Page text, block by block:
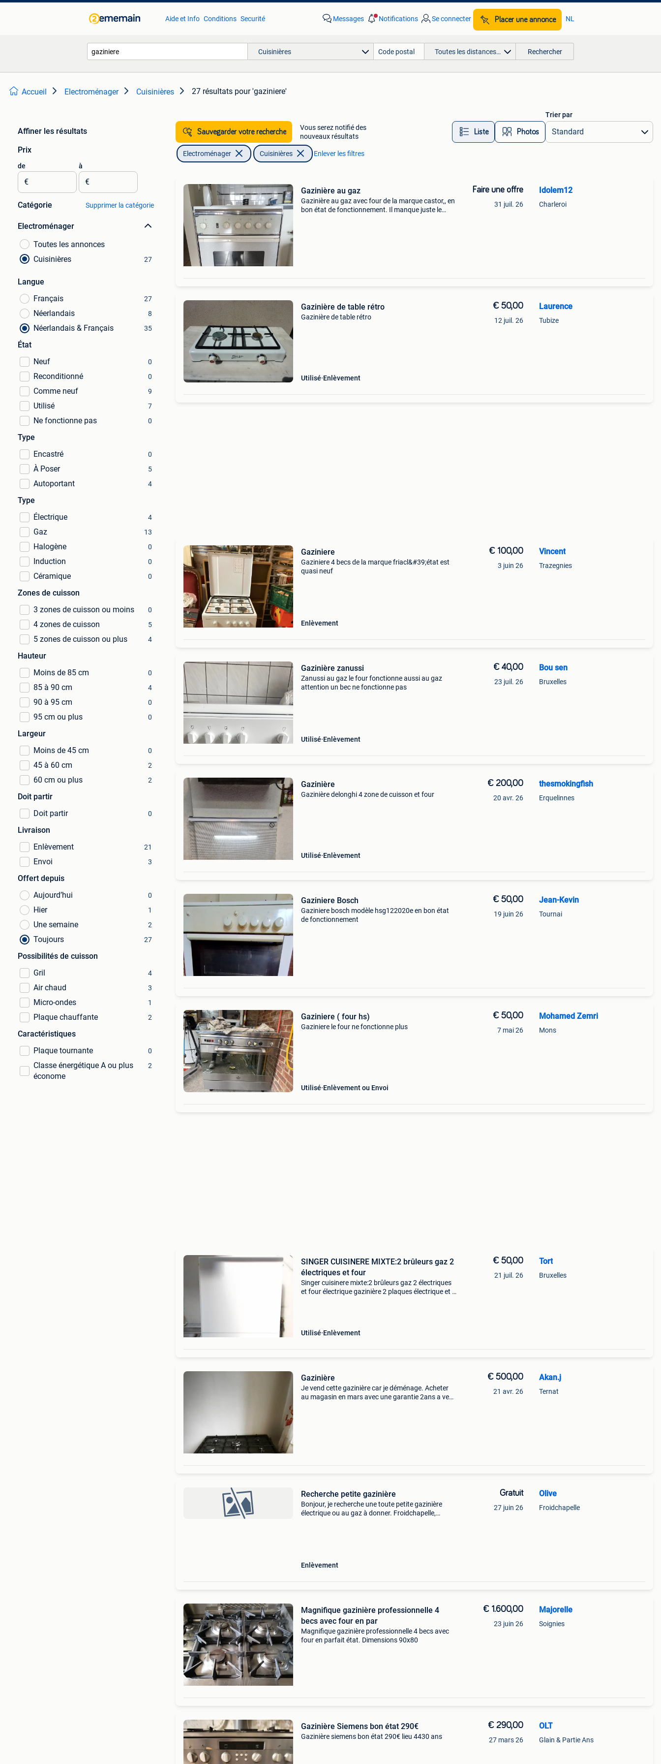
Aide et Info Conditions Securité Messages Notifications Se connecter Placer une annonce NL
Cuisinières Toutes les distances… Rechercher
Accueil Electroménager Cuisinières 27 résultats pour 'gaziniere'
Affiner les résultats
Prix
de
€
à
€
Catégorie Supprimer la catégorie
Electroménager
Toutes les annonces
Cuisinières
27
Langue
Français
27
Néerlandais 8
Néerlandais & Français 35
État
Neuf
0
Reconditionné 0
Comme neuf 9
Utilisé 7
Ne fonctionne pas 0
Type
Encastré
0
À Poser 5
Autoportant 4
Type
Électrique
4
Gaz 13
Halogène 0
Induction 0
Céramique 0
Zones de cuisson
3 zones de cuisson ou moins
0
4 zones de cuisson 5
5 zones de cuisson ou plus 4
Hauteur
Moins de 85 cm
0
85 à 90 cm 4
90 à 95 cm 0
95 cm ou plus 0
Largeur
Moins de 45 cm
0
45 à 60 cm 2
60 cm ou plus 2
Doit partir
Doit partir
0
Livraison
Enlèvement
21
Envoi 3
Offert depuis
Aujourd’hui
0
Hier 1
Une semaine 2
Toujours 27
Possibilités de cuisson
Gril
4
Air chaud 3
Micro-ondes 1
Plaque chauffante 2
Caractéristiques
Plaque tournante
0
Classe énergétique A ou plus
économe
2
Sauvegarder votre recherche
Vous serez notifié des
nouveaux résultats
Liste Photos
Trier par
Electroménager Cuisinières Enlever les filtres
Gazinière au gaz
Gazinière au gaz avec four de la marque castor,, en
bon état de fonctionnement. Il manque juste le
Faire une offre
31 juil. 26
Idolem12
Charleroi
Gazinière de table rétro
Gazinière de table rétro
Utilisé Enlèvement
€ 50,00
12 juil. 26
Laurence
Tubize
Gaziniere
Gaziniere 4 becs de la marque friacl&#39;état est
quasi neuf
Enlèvement
€ 100,00
3 juin 26
Vincent
Trazegnies
Gazinière zanussi
Zanussi au gaz le four fonctionne aussi au gaz
attention un bec ne fonctionne pas
Utilisé Enlèvement
€ 40,00
23 juil. 26
Bou sen
Bruxelles
Gazinière
Gazinière delonghi 4 zone de cuisson et four
Utilisé Enlèvement
€ 200,00
20 avr. 26
thesmokingfish
Erquelinnes
Gaziniere Bosch
Gaziniere bosch modèle hsg122020e en bon état
de fonctionnement
€ 50,00
19 juin 26
Jean-Kevin
Tournai
Gaziniere ( four hs)
Gaziniere le four ne fonctionne plus
Utilisé Enlèvement ou Envoi
€ 50,00
7 mai 26
Mohamed Zemri
Mons
SINGER CUISINERE MIXTE:2 brûleurs gaz 2
électriques et four
Singer cuisinere mixte:2 brûleurs gaz 2 électriques
et four électrique gazinière 2 plaques électrique et 2
Utilisé Enlèvement
€ 50,00
21 juil. 26
Tort
Bruxelles
Gazinière
Je vend cette gazinière car je déménage. Acheter
au magasin en mars avec une garantie 2ans a venir
€ 500,00
21 avr. 26
Akan.j
Ternat
Recherche petite gazinière
Bonjour, je recherche une toute petite gazinière
électrique ou au gaz à donner. Froidchapelle,
Enlèvement
Gratuit
27 juin 26
Olive
Froidchapelle
Magnifique gazinière professionnelle 4
becs avec four en par
Magnifique gazinière professionnelle 4 becs avec
four en parfait état. Dimensions 90x80
€ 1.600,00
23 juin 26
Majorelle
Soignies
Gazinière Siemens bon état 290€
Gazinière siemens bon état 290€ lieu 4430 ans
€ 290,00
27 mars 26
OLT
Glain & Partie Ans